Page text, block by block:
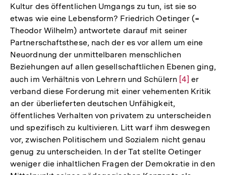
Kultur des öffentlichen Umgangs zu tun, ist sie so
etwas wie eine Lebensform? Friedrich Oetinger (=
Theodor Wilhelm) antwortete darauf mit seiner
Partnerschaftsthese, nach der es vor allem um eine
Neuordnung der unmittelbaren menschlichen
Beziehungen auf allen gesellschaftlichen Ebenen ging,
auch im Verhältnis von Lehrern und Schülern Zur
Auflösung
Fußnote
[4] er
verband diese Forderung mit einer vehementen Kritik
an der überlieferten deutschen Unfähigkeit,
öffentliches Verhalten von privatem zu unterscheiden
und spezifisch zu kultivieren. Litt warf ihm deswegen
vor, zwischen Politischem und Sozialem nicht genau
genug zu unterscheiden. In der Tat stellte Oetinger
weniger die inhaltlichen Fragen der Demokratie in den